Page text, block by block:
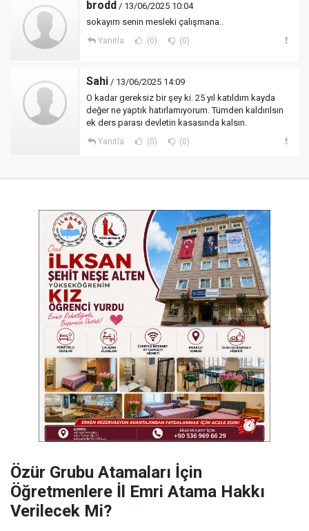
brodd / 13/06/2025 10:04
sokayım senin mesleki çalışmana..
Yanıtla (0) (0)
Sahi / 13/06/2025 14:09
O kadar gereksiz bir şey ki. 25 yıl katıldım kayda
değer ne yaptık hatırlamıyorum. Tümden kaldırılsın
ek ders parası devletin kasasında kalsın.
Yanıtla (0) (0)
Özür Grubu Atamaları İçin
Öğretmenlere İl Emri Atama Hakkı
Verilecek Mi?